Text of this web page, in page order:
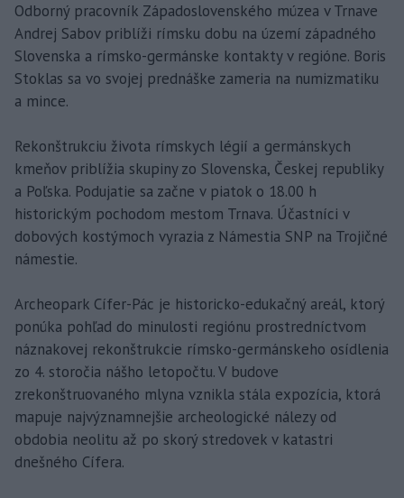
Odborný pracovník Západoslovenského múzea v Trnave
Andrej Sabov priblíži rímsku dobu na území západného
Slovenska a rímsko-germánske kontakty v regióne. Boris
Stoklas sa vo svojej prednáške zameria na numizmatiku
a mince.
Rekonštrukciu života rímskych légií a germánskych
kmeňov priblížia skupiny zo Slovenska, Českej republiky
a Poľska. Podujatie sa začne v piatok o 18.00 h
historickým pochodom mestom Trnava. Účastníci v
dobových kostýmoch vyrazia z Námestia SNP na Trojičné
námestie.
Archeopark Cífer-Pác je historicko-edukačný areál, ktorý
ponúka pohľad do minulosti regiónu prostredníctvom
náznakovej rekonštrukcie rímsko-germánskeho osídlenia
zo 4. storočia nášho letopočtu. V budove
zrekonštruovaného mlyna vznikla stála expozícia, ktorá
mapuje najvýznamnejšie archeologické nálezy od
obdobia neolitu až po skorý stredovek v katastri
dnešného Cífera.